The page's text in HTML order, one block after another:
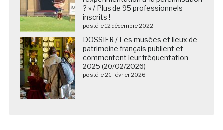
DOSSIER / Les musées et lieux de
patrimoine français publient et
commentent leur fréquentation
2025 (20/02/2026)
posté le 20 février 2026